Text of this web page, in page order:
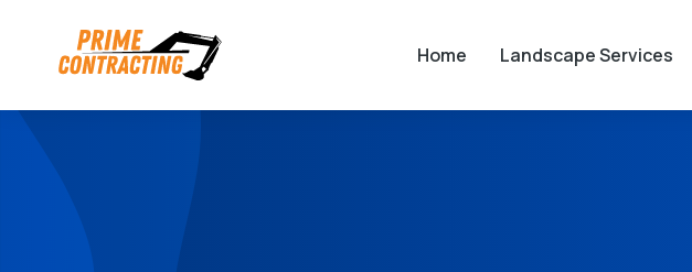
Home Landscape Services